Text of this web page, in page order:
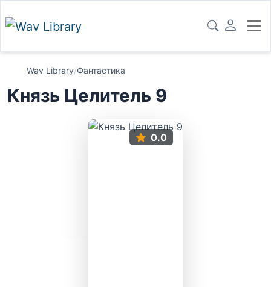
Wav Library/Фантастика
Князь Целитель 9
0.0